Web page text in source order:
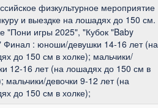
физкультурное мероприятие
и выездке на лошадях до 150 см.
"Пони игры 2025", "Кубок "Baby
Финал : юноши/девушки 14-16 лет (на
до 150 см в холке); мальчики/
12-16 лет (на лошадях до 150 см в
мальчики/девочки 9-12 лет (на
до 150 см в холке);